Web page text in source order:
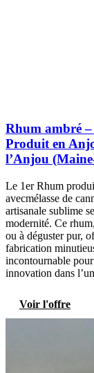
Rhum ambré
Produit en
l’Anjou
Le 1er Rhum
avecmélasse de
artisanale sublime
modernité. Ce
ou à déguster pur,
fabrication
incontournable
innovation dans
Voir l'offre